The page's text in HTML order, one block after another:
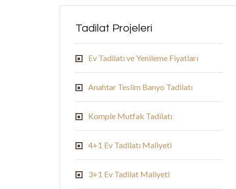
Tadilat Projeleri
Ev Tadilatı ve Yenileme Fiyatları
Anahtar Teslim Banyo Tadilatı
Komple Mutfak Tadilatı
4+1 Ev Tadilatı Maliyeti
3+1 Ev Tadilat Maliyeti